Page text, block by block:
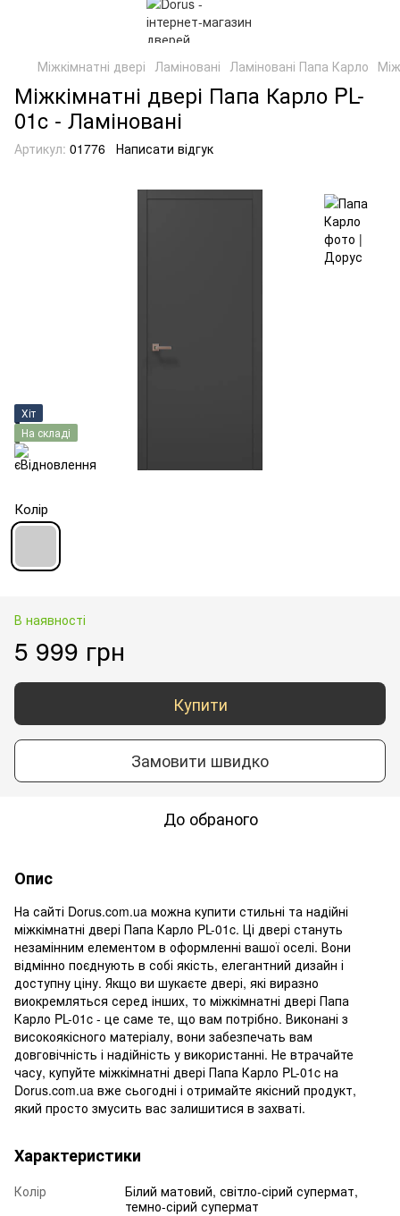
Міжкімнатні двері Ламіновані Ламіновані Папа Карло
Міжкімнатні двері Папа Карло PL-
01c - Ламіновані
Артикул: 01776 Написати відгук
Хіт
На складі
Колір
В наявності
5 999 грн
Купити
Замовити швидко
До обраного
Опис
На сайті Dorus.com.ua можна купити стильні та надійні
міжкімнатні двері Папа Карло PL-01c. Ці двері стануть
незамінним елементом в оформленні вашої оселі. Вони
відмінно поєднують в собі якість, елегантний дизайн і
доступну ціну. Якщо ви шукаєте двері, які виразно
виокремляться серед інших, то міжкімнатні двері Папа
Карло PL-01c - це саме те, що вам потрібно. Виконані з
високоякісного матеріалу, вони забезпечать вам
довговічність і надійність у використанні. Не втрачайте
часу, купуйте міжкімнатні двері Папа Карло PL-01c на
Dorus.com.ua вже сьогодні і отримайте якісний продукт,
який просто змусить вас залишитися в захваті.
Характеристики
Колір
Білий матовий, світло-сірий супермат,
темно-сірий супермат